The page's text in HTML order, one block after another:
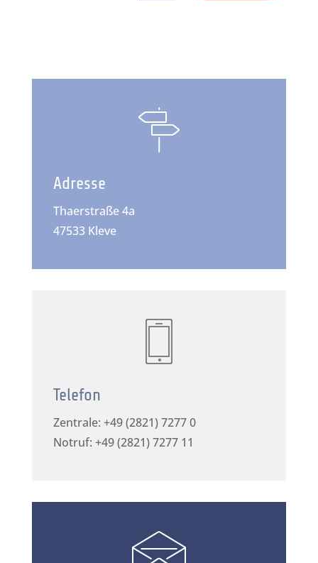
Adresse
Thaerstraße 4a
47533 Kleve
Telefon
Zentrale: +49 (2821) 7277 0
Notruf: +49 (2821) 7277 11